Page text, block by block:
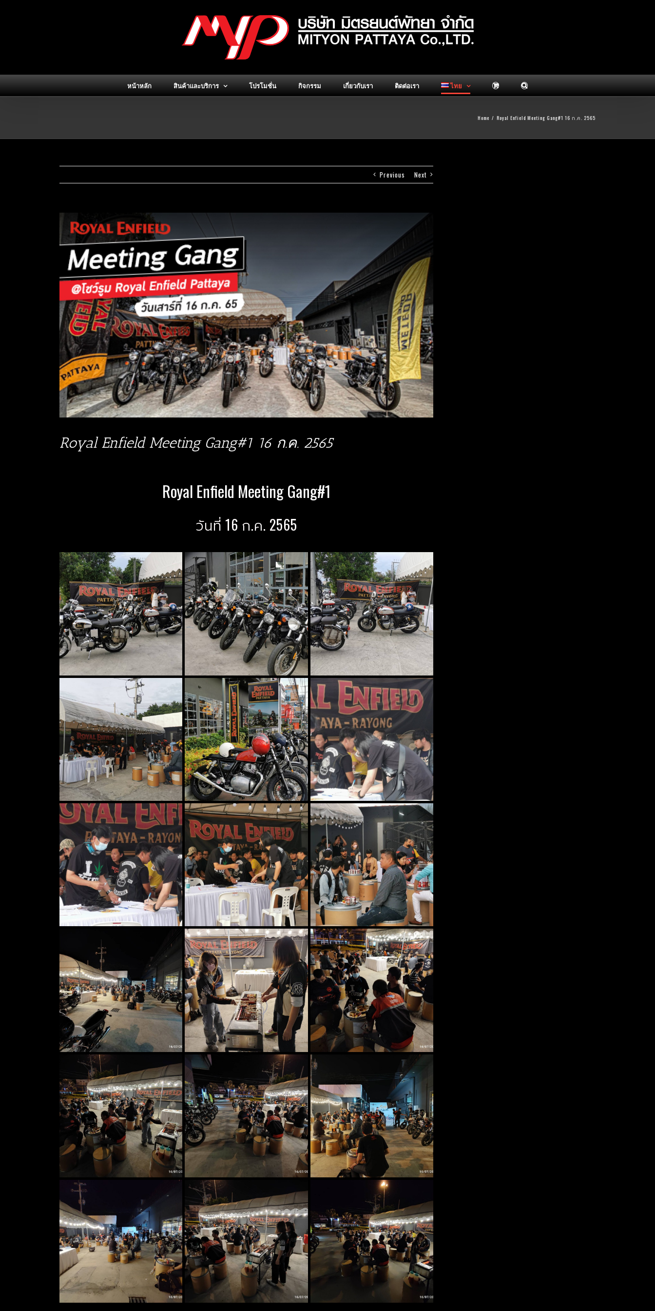
หน้าหลัก สินค้าและบริการ โปรโมชั่น กิจกรรม เกี่ยวกับเรา ติดต่อเรา ไทย
Home / Royal Enfield Meeting Gang#1 16 ก.ค. 2565
Previous Next
Royal Enfield Meeting Gang#1 16 ก.ค. 2565
Royal Enfield Meeting Gang#1
วันที่ 16 ก.ค. 2565